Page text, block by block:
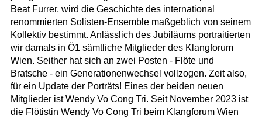
Beat Furrer, wird die Geschichte des international
renommierten Solisten-Ensemble maßgeblich von seinem
Kollektiv bestimmt. Anlässlich des Jubiläums portraitierten
wir damals in Ö1 sämtliche Mitglieder des Klangforum
Wien. Seither hat sich an zwei Posten - Flöte und
Bratsche - ein Generationenwechsel vollzogen. Zeit also,
für ein Update der Porträts! Eines der beiden neuen
Mitglieder ist Wendy Vo Cong Tri. Seit November 2023 ist
die Flötistin Wendy Vo Cong Tri beim Klangforum Wien